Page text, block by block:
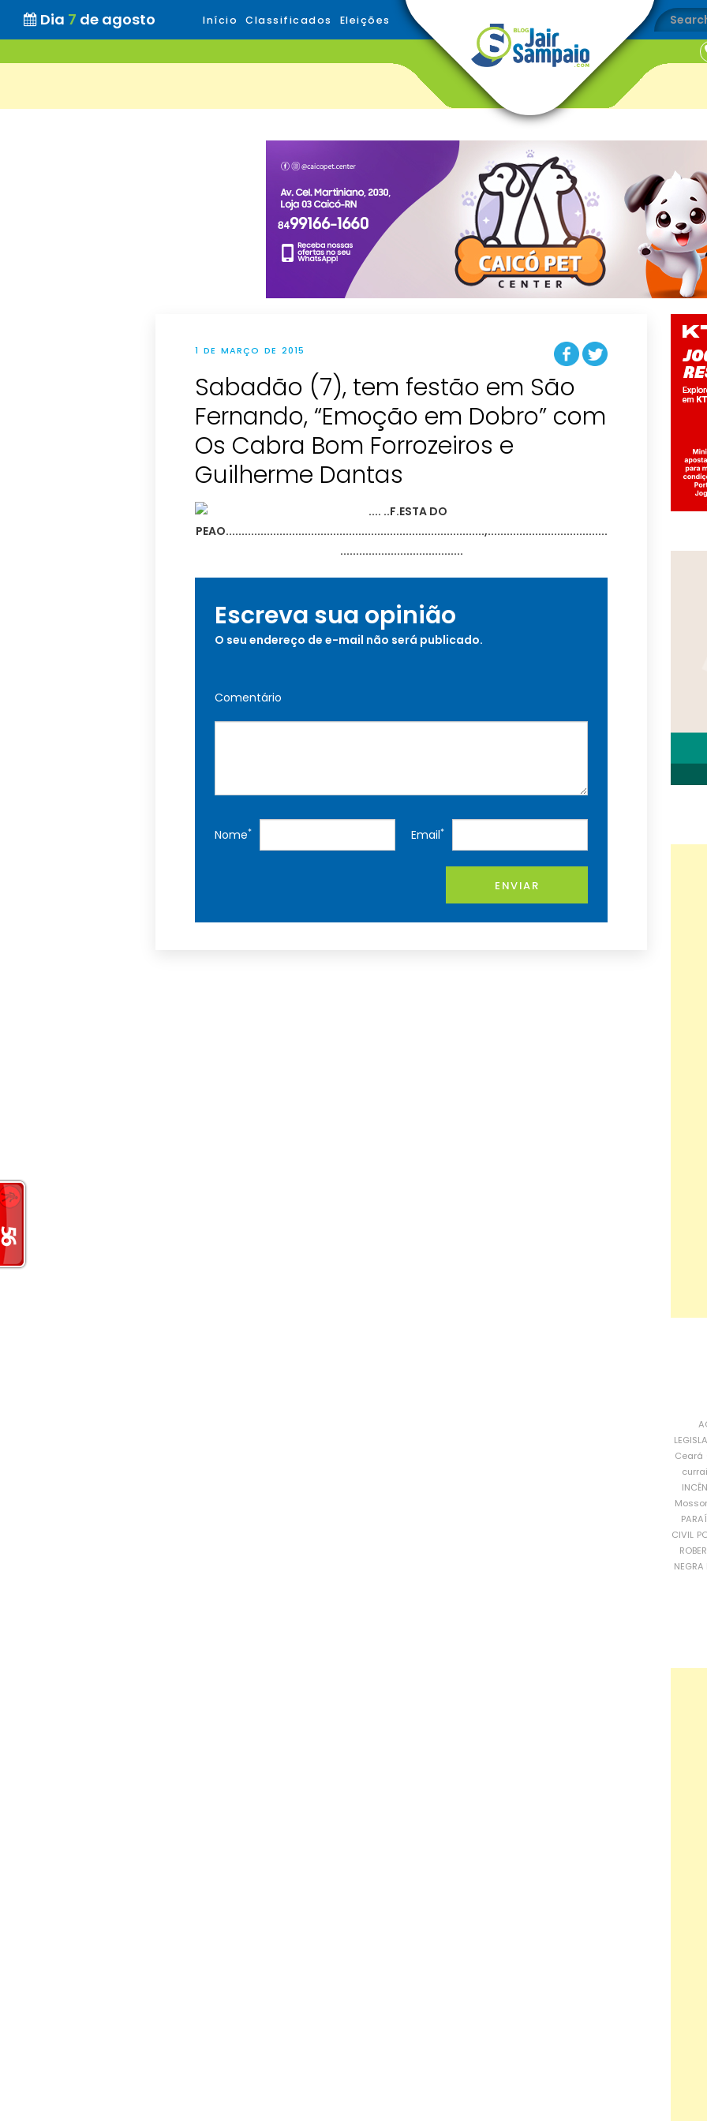
Dia 7 de agosto Início Classificados Eleições
1 DE MARÇO DE 2015
Sabadão (7), tem festão em São
Fernando, “Emoção em Dobro” com
Os Cabra Bom Forrozeiros e
Guilherme Dantas
Escreva sua opinião
O seu endereço de e-mail não será publicado.
Comentário
Nome* Email*
ENVIAR
Ceará
CIVIL
NEGRA